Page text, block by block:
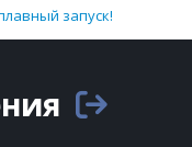
запуск!